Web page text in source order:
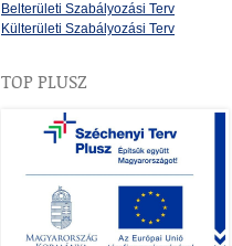
Belterületi Szabályozási Terv
Külterületi Szabályozási Terv
TOP PLUSZ